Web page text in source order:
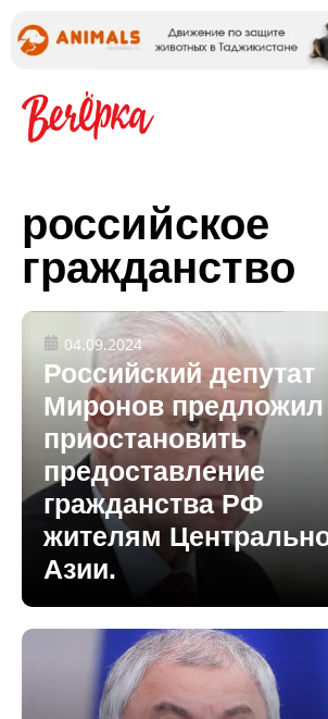
российское
гражданство
04.09.2024
Российский депутат
Миронов предложил
приостановить
предоставление
гражданства РФ
жителям
Азии.